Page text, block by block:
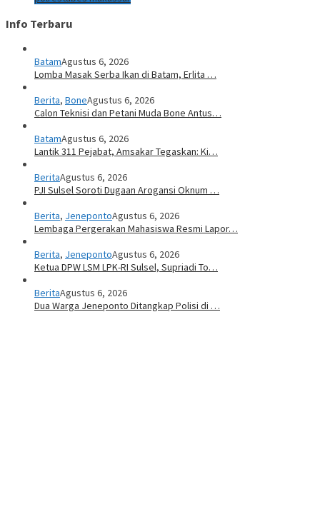
Info Terbaru
BatamAgustus 6, 2026
Lomba Masak Serba Ikan di Batam, Erlita …
Berita, BoneAgustus 6, 2026
Calon Teknisi dan Petani Muda Bone Antus…
BatamAgustus 6, 2026
Lantik 311 Pejabat, Amsakar Tegaskan: Ki…
BeritaAgustus 6, 2026
PJI Sulsel Soroti Dugaan Arogansi Oknum …
Berita, JenepontoAgustus 6, 2026
Lembaga Pergerakan Mahasiswa Resmi Lapor…
Berita, JenepontoAgustus 6, 2026
Ketua DPW LSM LPK-RI Sulsel, Supriadi To…
BeritaAgustus 6, 2026
Dua Warga Jeneponto Ditangkap Polisi di …